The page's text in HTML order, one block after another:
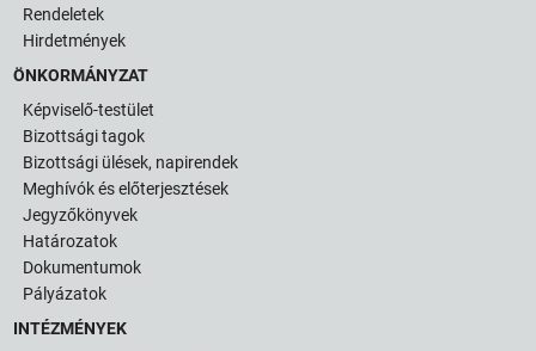
Rendeletek
Hirdetmények
ÖNKORMÁNYZAT
Képviselő-testület
Bizottsági tagok
Bizottsági ülések, napirendek
Meghívók és előterjesztések
Jegyzőkönyvek
Határozatok
Dokumentumok
Pályázatok
INTÉZMÉNYEK